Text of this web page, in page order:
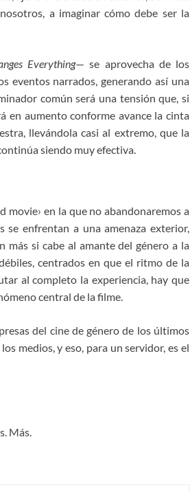
a imaginar cómo debe ser la
Everything— se aprovecha de los
eventos narrados, generando así una
común será una tensión que, si
en aumento conforme avance la cinta
llevándola casi al extremo, que la
siendo muy efectiva.
movie› en la que no abandonaremos a
enfrentan a una amenaza exterior,
más si cabe al amante del género a la
centrados en que el ritmo de la
al completo la experiencia, hay que
central de la filme.
del cine de género de los últimos
medios, y eso, para un servidor, es el
Más.